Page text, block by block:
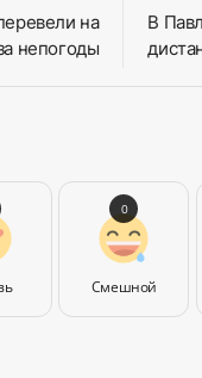
на
непогоды
В
Смешной
0